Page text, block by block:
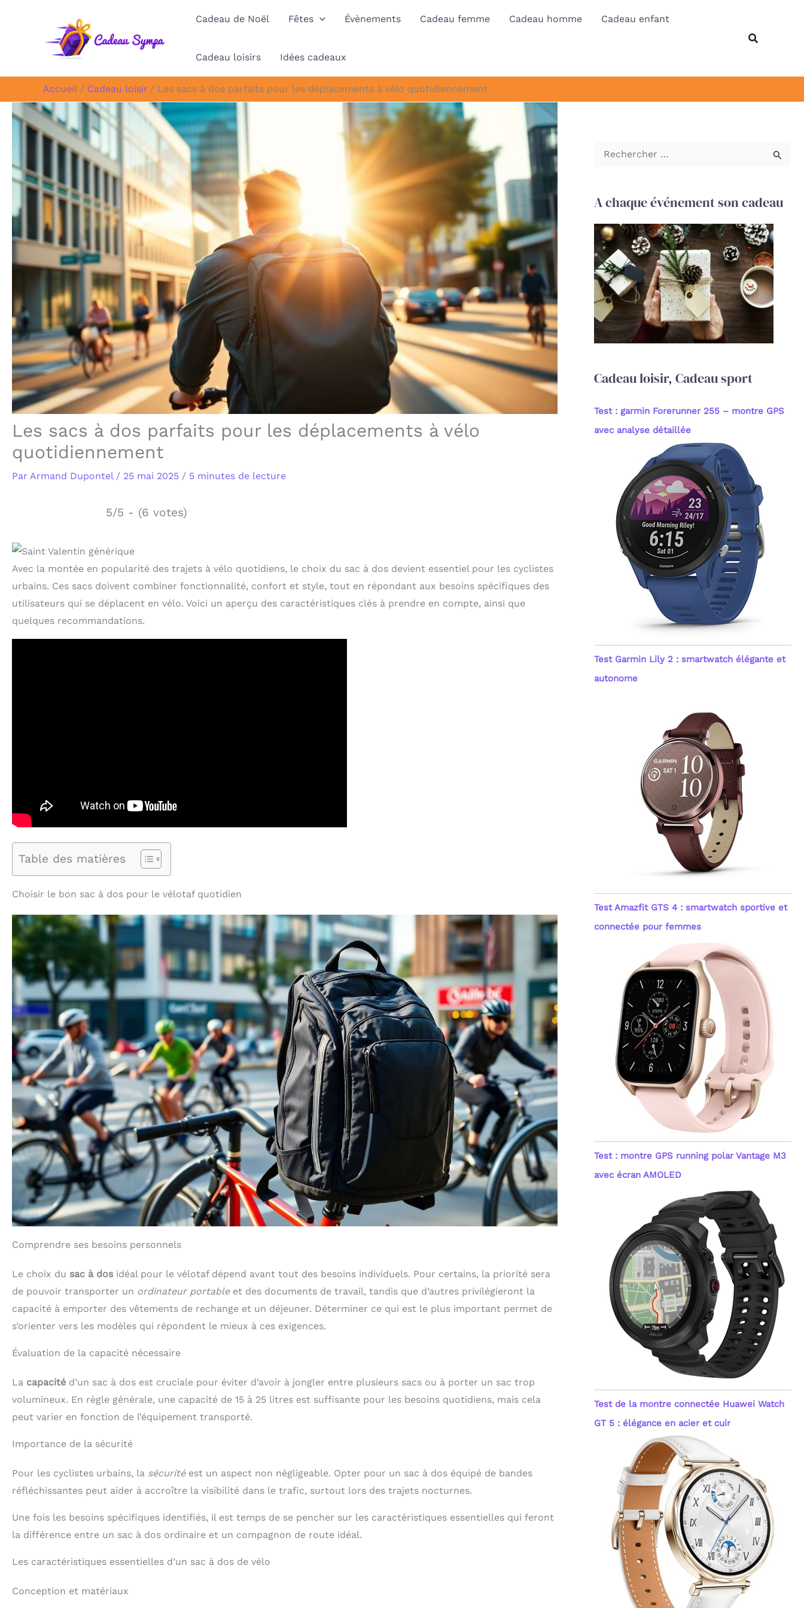
Cadeau de Noël Fêtes Évènements Cadeau femme Cadeau homme Cadeau enfant
Cadeau loisirs Idées cadeaux
Accueil Cadeau loisir Les sacs à dos parfaits pour les déplacements à vélo quotidiennement
Les sacs à dos parfaits pour les déplacements à vélo
quotidiennement
Par Armand Dupontel / 25 mai 2025 / 5 minutes de lecture
5/5 - (6 votes)
Avec la montée en popularité des trajets à vélo quotidiens, le choix du sac à dos devient essentiel pour les cyclistes
urbains. Ces sacs doivent combiner fonctionnalité, confort et style, tout en répondant aux besoins spécifiques des
utilisateurs qui se déplacent en vélo. Voici un aperçu des caractéristiques clés à prendre en compte, ainsi que
quelques recommandations.
Table des matières
Choisir le bon sac à dos pour le vélotaf quotidien
Comprendre ses besoins personnels
Le choix du sac à dos idéal pour le vélotaf dépend avant tout des besoins individuels. Pour certains, la priorité sera
de pouvoir transporter un ordinateur portableet des documents de travail, tandis que d’autres privilégieront la
capacité à emporter des vêtements de rechange et un déjeuner. Déterminer ce qui est le plus important permet de
s’orienter vers les modèles qui répondent le mieux à ces exigences.
Évaluation de la capacité nécessaire
La capacité d’un sac à dos est cruciale pour éviter d’avoir à jongler entre plusieurs sacs ou à porter un sac trop
volumineux. En règle générale, une capacité de 15 à 25 litres est suffisante pour les besoins quotidiens, mais cela
peut varier en fonction de l’équipement transporté.
Importance de la sécurité
Pour les cyclistes urbains, la sécuritéest un aspect non négligeable. Opter pour un sac à dos équipé de bandes
réfléchissantes peut aider à accroître la visibilité dans le trafic, surtout lors des trajets nocturnes.
Une fois les besoins spécifiques identifiés, il est temps de se pencher sur les caractéristiques essentielles qui feront
la différence entre un sac à dos ordinaire et un compagnon de route idéal.
Les caractéristiques essentielles d’un sac à dos de vélo
Conception et matériaux
c
e
r
c
A chaque événement son cadeau
Cadeau loisir, Cadeau sport
Test : garmin Forerunner 255 – montre GPS
avec analyse détaillée
Test Garmin Lily 2 : smartwatch élégante et
autonome
Test Amazfit GTS 4 : smartwatch sportive et
connectée pour femmes
Test : montre GPS running polar Vantage M3
avec écran AMOLED
Test de la montre connectée Huawei Watch
GT 5 : élégance en acier et cuir